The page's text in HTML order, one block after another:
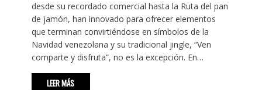
desde su recordado comercial hasta la Ruta del pan
de jamón, han innovado para ofrecer elementos
que terminan convirtiéndose en símbolos de la
Navidad venezolana y su tradicional jingle, “Ven
comparte y disfruta”, no es la excepción. En…
LEER MÁS